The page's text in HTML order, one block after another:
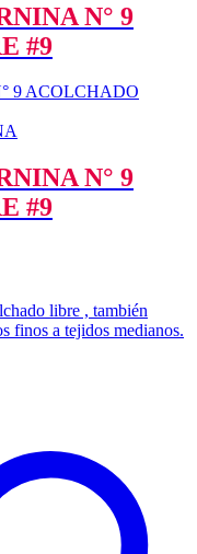
N° 9
#9
N° 9
#9
libre , también
finos a tejidos medianos.